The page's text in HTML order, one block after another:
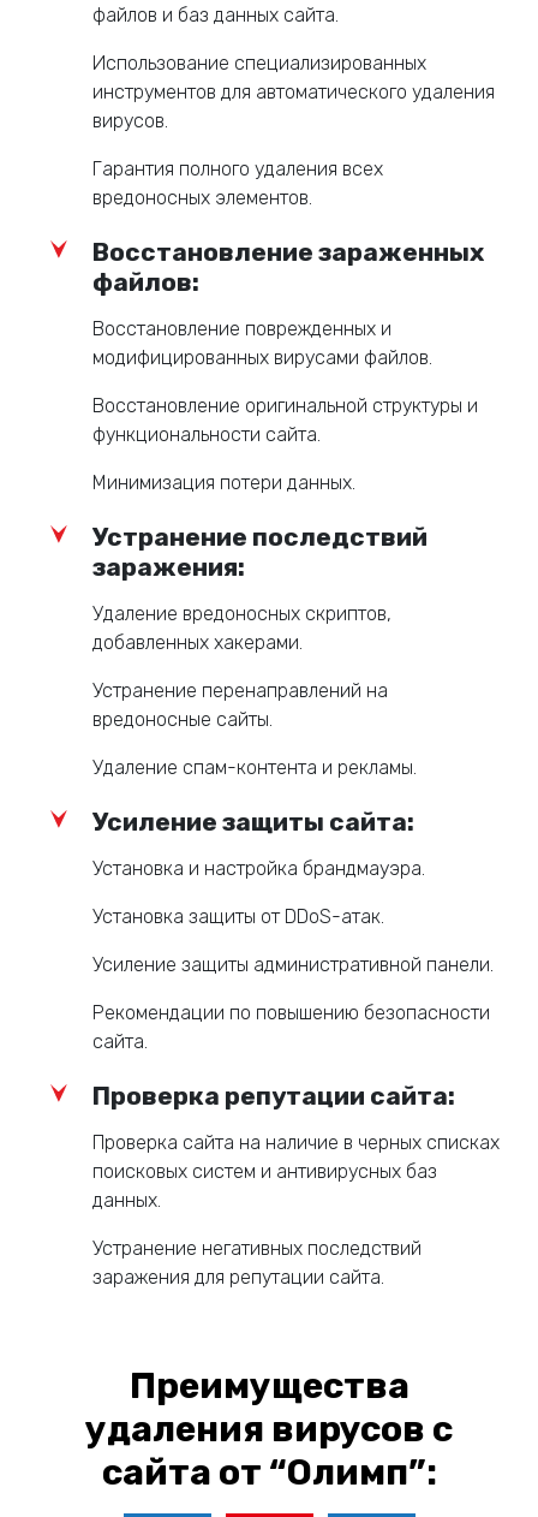
файлов и баз данных сайта.
Использование специализированных
инструментов для автоматического удаления
вирусов.
Гарантия полного удаления всех
вредоносных элементов.
Восстановление зараженных
файлов:
Восстановление поврежденных и
модифицированных вирусами файлов.
Восстановление оригинальной структуры и
функциональности сайта.
Минимизация потери данных.
Устранение последствий
заражения:
Удаление вредоносных скриптов,
добавленных хакерами.
Устранение перенаправлений на
вредоносные сайты.
Удаление спам-контента и рекламы.
Усиление защиты сайта:
Установка и настройка брандмауэра.
Установка защиты от DDoS-атак.
Усиление защиты административной панели.
Рекомендации по повышению безопасности
сайта.
Проверка репутации сайта:
Проверка сайта на наличие в черных списках
поисковых систем и антивирусных баз
данных.
Устранение негативных последствий
заражения для репутации сайта.
Преимущества
удаления вирусов с
сайта от “Олимп”: